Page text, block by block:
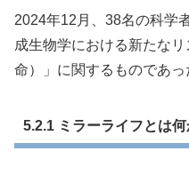
2024年12月、38名の科学
成生物学における新たな
命）」に関するものであっ
5.2.1 ミラーライフとは何